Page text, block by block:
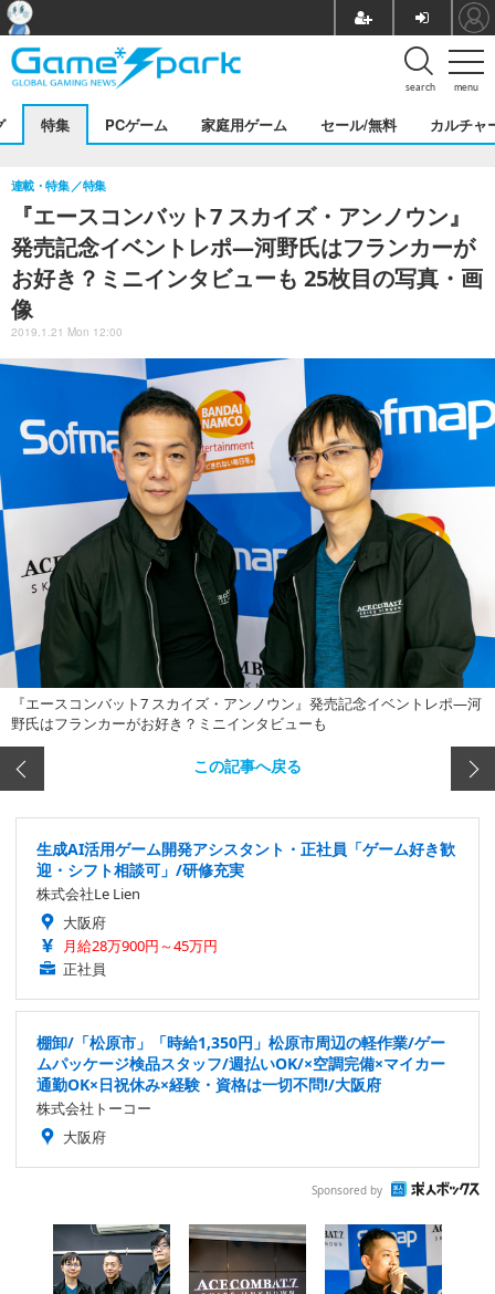
menu
search
特集 PCゲーム 家庭用ゲーム セール/無料 カルチャ
『エースコンバット7 スカイズ・アンノウン』
発売記念イベントレポ―河野氏はフランカーが
お好き？ミニインタビューも 25枚目の写真・画
像
連載・特集 特集
2019.1.21 Mon 12:00
『エースコンバット7 スカイズ・アンノウン』発売記念イベントレポ―河
野氏はフランカーがお好き？ミニインタビューも
この記事へ戻る
生成AI活用ゲーム開発アシスタント・正社員「ゲーム好き歓
迎・シフト相談可」/研修充実
株式会社Le Lien
大阪府
月給28万900円～45万円
正社員
棚卸/「松原市」「時給1,350円」松原市周辺の軽作業/ゲー
ムパッケージ検品スタッフ/週払いOK/×空調完備×マイカー
通勤OK×日祝休み×経験・資格は一切不問!/大阪府
株式会社トーコー
大阪府
Sponsored by